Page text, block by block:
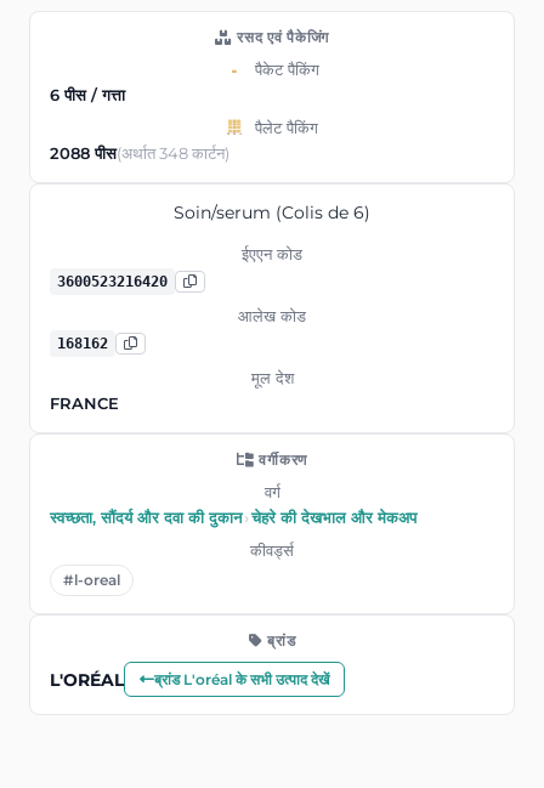
रसद एवं पैकेजिंग
पैकेट पैकिंग
6 पीस / गत्ता
पैलेट पैकिंग
2088 पीस(अर्थात 348 कार्टन)
Soin/serum (Colis de 6)
ईएएन कोड
3600523216420
आलेख कोड
168162
मूल देश
FRANCE
वर्गीकरण
वर्ग
स्वच्छता, सौंदर्य और दवा की दुकान›चेहरे की देखभाल और मेकअप
कीवर्ड्स
#l-oreal
ब्रांड
L'ORÉAL ब्रांड L'oréal के सभी उत्पाद देखें